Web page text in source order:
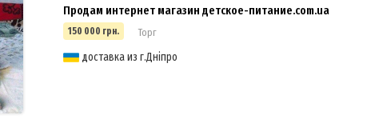
Продам интернет магазин детское-питание.com.ua
150 000 грн. Торг
доставка из г.Дніпро